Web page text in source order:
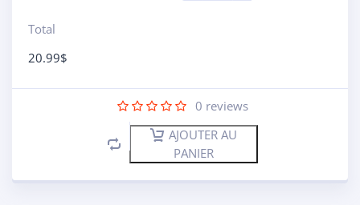
Total
20.99$
0 reviews
AJOUTER AU
PANIER